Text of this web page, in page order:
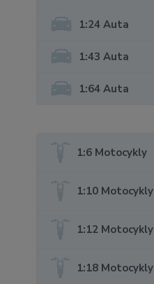
1:24 Auta
1:43 Auta
1:64 Auta
1:6 Motocykly
1:10 Motocykly
1:12 Motocykly
1:18 Motocykly